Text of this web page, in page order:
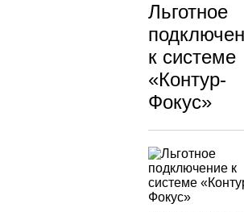
Льготное
к системе
«Контур-
Фокус»